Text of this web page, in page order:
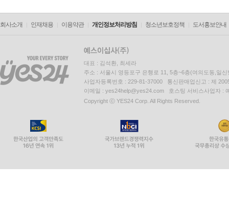
회사소개 인재채용 이용약관 개인정보처리방침 청소년보호정책 도서홍보안내
대표 : 김석환, 최세라
주소 : 서울시 영등포구 은행로 11, 5층~6층(여의도동,일신
사업자등록번호 : 229-81-37000 통신판매업신고 : 제
이메일 : yes24help@yes24.com 호스팅 서비스사업자 :
Copyright ⓒ YES24 Corp. All Rights Reserved.